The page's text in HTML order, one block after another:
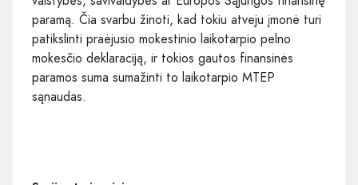
paramą. Čia svarbu žinoti, kad tokiu atveju įmonė turi
patikslinti praėjusio mokestinio laikotarpio pelno
mokesčio deklaraciją, ir tokios gautos finansinės
paramos suma sumažinti to laikotarpio MTEP
sąnaudas.